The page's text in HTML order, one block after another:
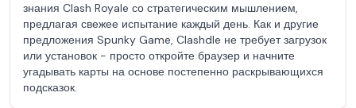
знания Clash Royale со стратегическим мышлением,
предлагая свежее испытание каждый день. Как и другие
предложения Spunky Game, Clashdle не требует загрузок
или установок - просто откройте браузер и начните
угадывать карты на основе постепенно раскрывающихся
подсказок.